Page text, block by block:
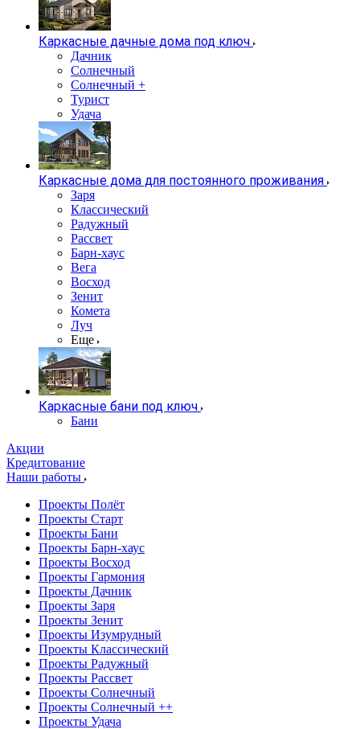
Каркасные дачные дома под ключ
Дачник
Солнечный
Солнечный +
Турист
Удача
Каркасные дома для постоянного проживания
Заря
Классический
Радужный
Рассвет
Барн-хаус
Вега
Восход
Зенит
Комета
Луч
Еще
Каркасные бани под ключ
Бани
Акции
Кредитование
Наши работы
Проекты Полёт
Проекты Старт
Проекты Бани
Проекты Барн-хаус
Проекты Восход
Проекты Гармония
Проекты Дачник
Проекты Заря
Проекты Зенит
Проекты Изумрудный
Проекты Классический
Проекты Радужный
Проекты Рассвет
Проекты Солнечный
Проекты Солнечный ++
Проекты Удача